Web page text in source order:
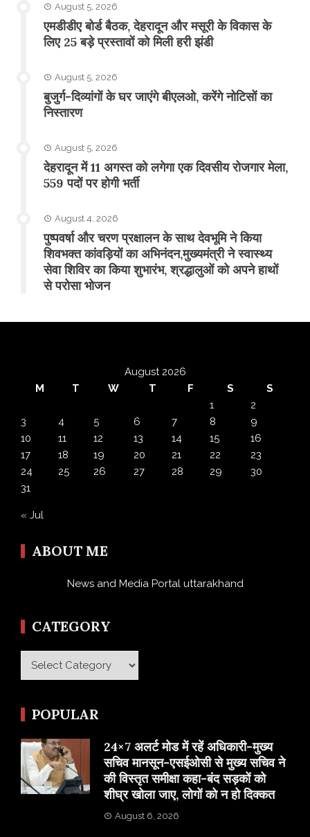
August 5, 2026
एमडीडीए बोर्ड बैठक, देहरादून और मसूरी के विकास के
लिए 25 बड़े प्रस्तावों को मिली हरी झंडी
August 5, 2026
बुजुर्ग-दिव्यांगों के घर जाएंगे बीएलओ, करेंगे नोटिसों का
निस्तारण
August 5, 2026
​देहरादून में 11 अगस्त को लगेगा एक दिवसीय रोजगार मेला,
559 पदों पर होगी भर्ती
August 4, 2026
पुष्पवर्षा और चरण प्रक्षालन के साथ देवभूमि ने किया
शिवभक्त कांवड़ियों का अभिनंदन,मुख्यमंत्री ने स्वास्थ्य
सेवा शिविर का किया शुभारंभ, श्रद्धालुओं को अपने हाथों
से परोसा भोजन
August 2026
M
T W T F S
S
1
2
3
4 5 6 7 8
9
10
11 12 13 14 15
16
17
18 19 20 21 22
23
24
25 26 27 28 29
30
31
« Jul
ABOUT ME
News and Media Portal uttarakhand
CATEGORY
Category
POPULAR
24×7 अलर्ट मोड में रहें अधिकारी-मुख्य
सचिव मानसून-एसईओसी से मुख्य सचिव ने
की विस्तृत समीक्षा कहा-बंद सड़कों को
शीघ्र खोला जाए, लोगों को न हो दिक्कत
August 6, 2026